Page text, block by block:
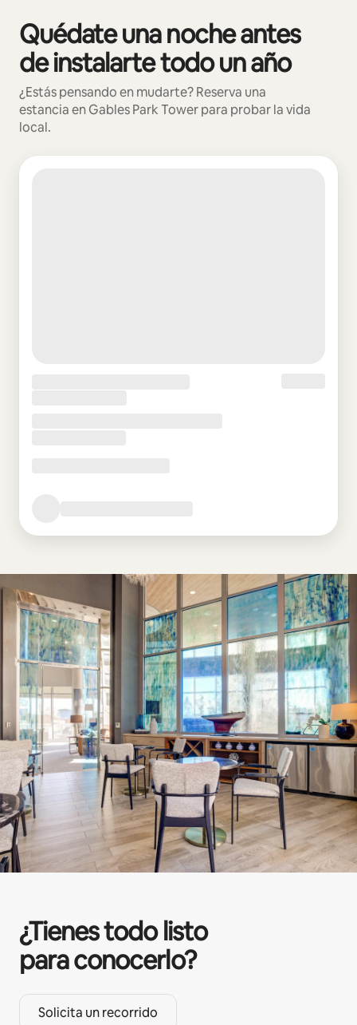
Quédate una noche antes
de instalarte todo un año
¿Estás pensando en mudarte? Reserva una
estancia en Gables Park Tower para probar la vida
local.
Mostrando 0 de 0 elementos
¿Tienes todo listo
para conocerlo?
Solicita un recorrido